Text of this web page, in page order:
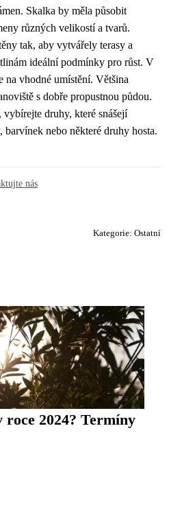
Skalka by měla působit
různých velikostí a tvarů.
tak, aby vytvářely terasy a
ideální podmínky pro růst. V
na vhodné umístění. Většina
s dobře propustnou půdou.
druhy, které snášejí
nebo některé druhy hosta.
nás
Kategorie: Ostatní
2024? Termíny